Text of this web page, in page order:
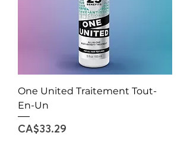
One United Traitement Tout-
En-Un
Price
CA$33.29